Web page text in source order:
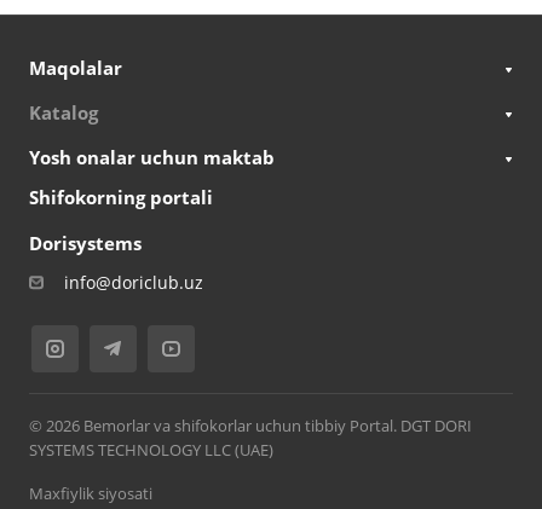
Maqolalar
Katalog
Yosh onalar uchun maktab
Shifokorning portali
Dorisystems
info@doriclub.uz
© 2026 Bemorlar va shifokorlar uchun tibbiy Portal. DGT DORI
SYSTEMS TECHNOLOGY LLC (UAE)
Maxfiylik siyosati